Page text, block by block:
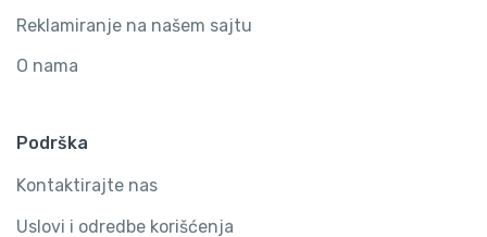
Reklamiranje na našem sajtu
O nama
Podrška
Kontaktirajte nas
Uslovi i odredbe korišćenja